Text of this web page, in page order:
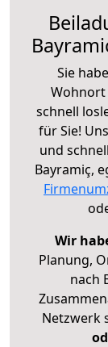
Sie
Wohnort
schnell
für Sie!
und
Bayramiç,
Wir
Planung,
nach
Netzwerk